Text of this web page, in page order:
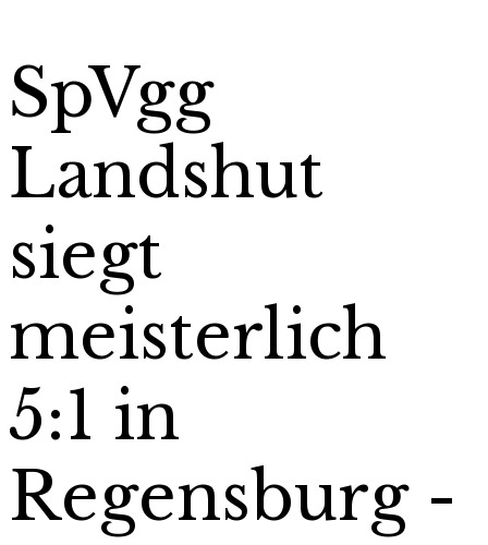
SpVgg
Landshut
siegt
meisterlich
5:1 in
Regensburg -